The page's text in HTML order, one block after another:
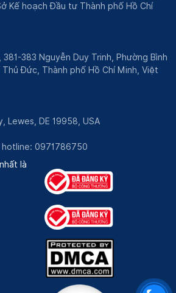
Kế hoạch Đầu tư Thành phố Hồ Chí
383 Nguyễn Duy Trinh, Phường Bình
Đức, Thành phố Hồ Chí Minh, Việt
Lewes, DE 19958, USA
hotline: 0971786750
là